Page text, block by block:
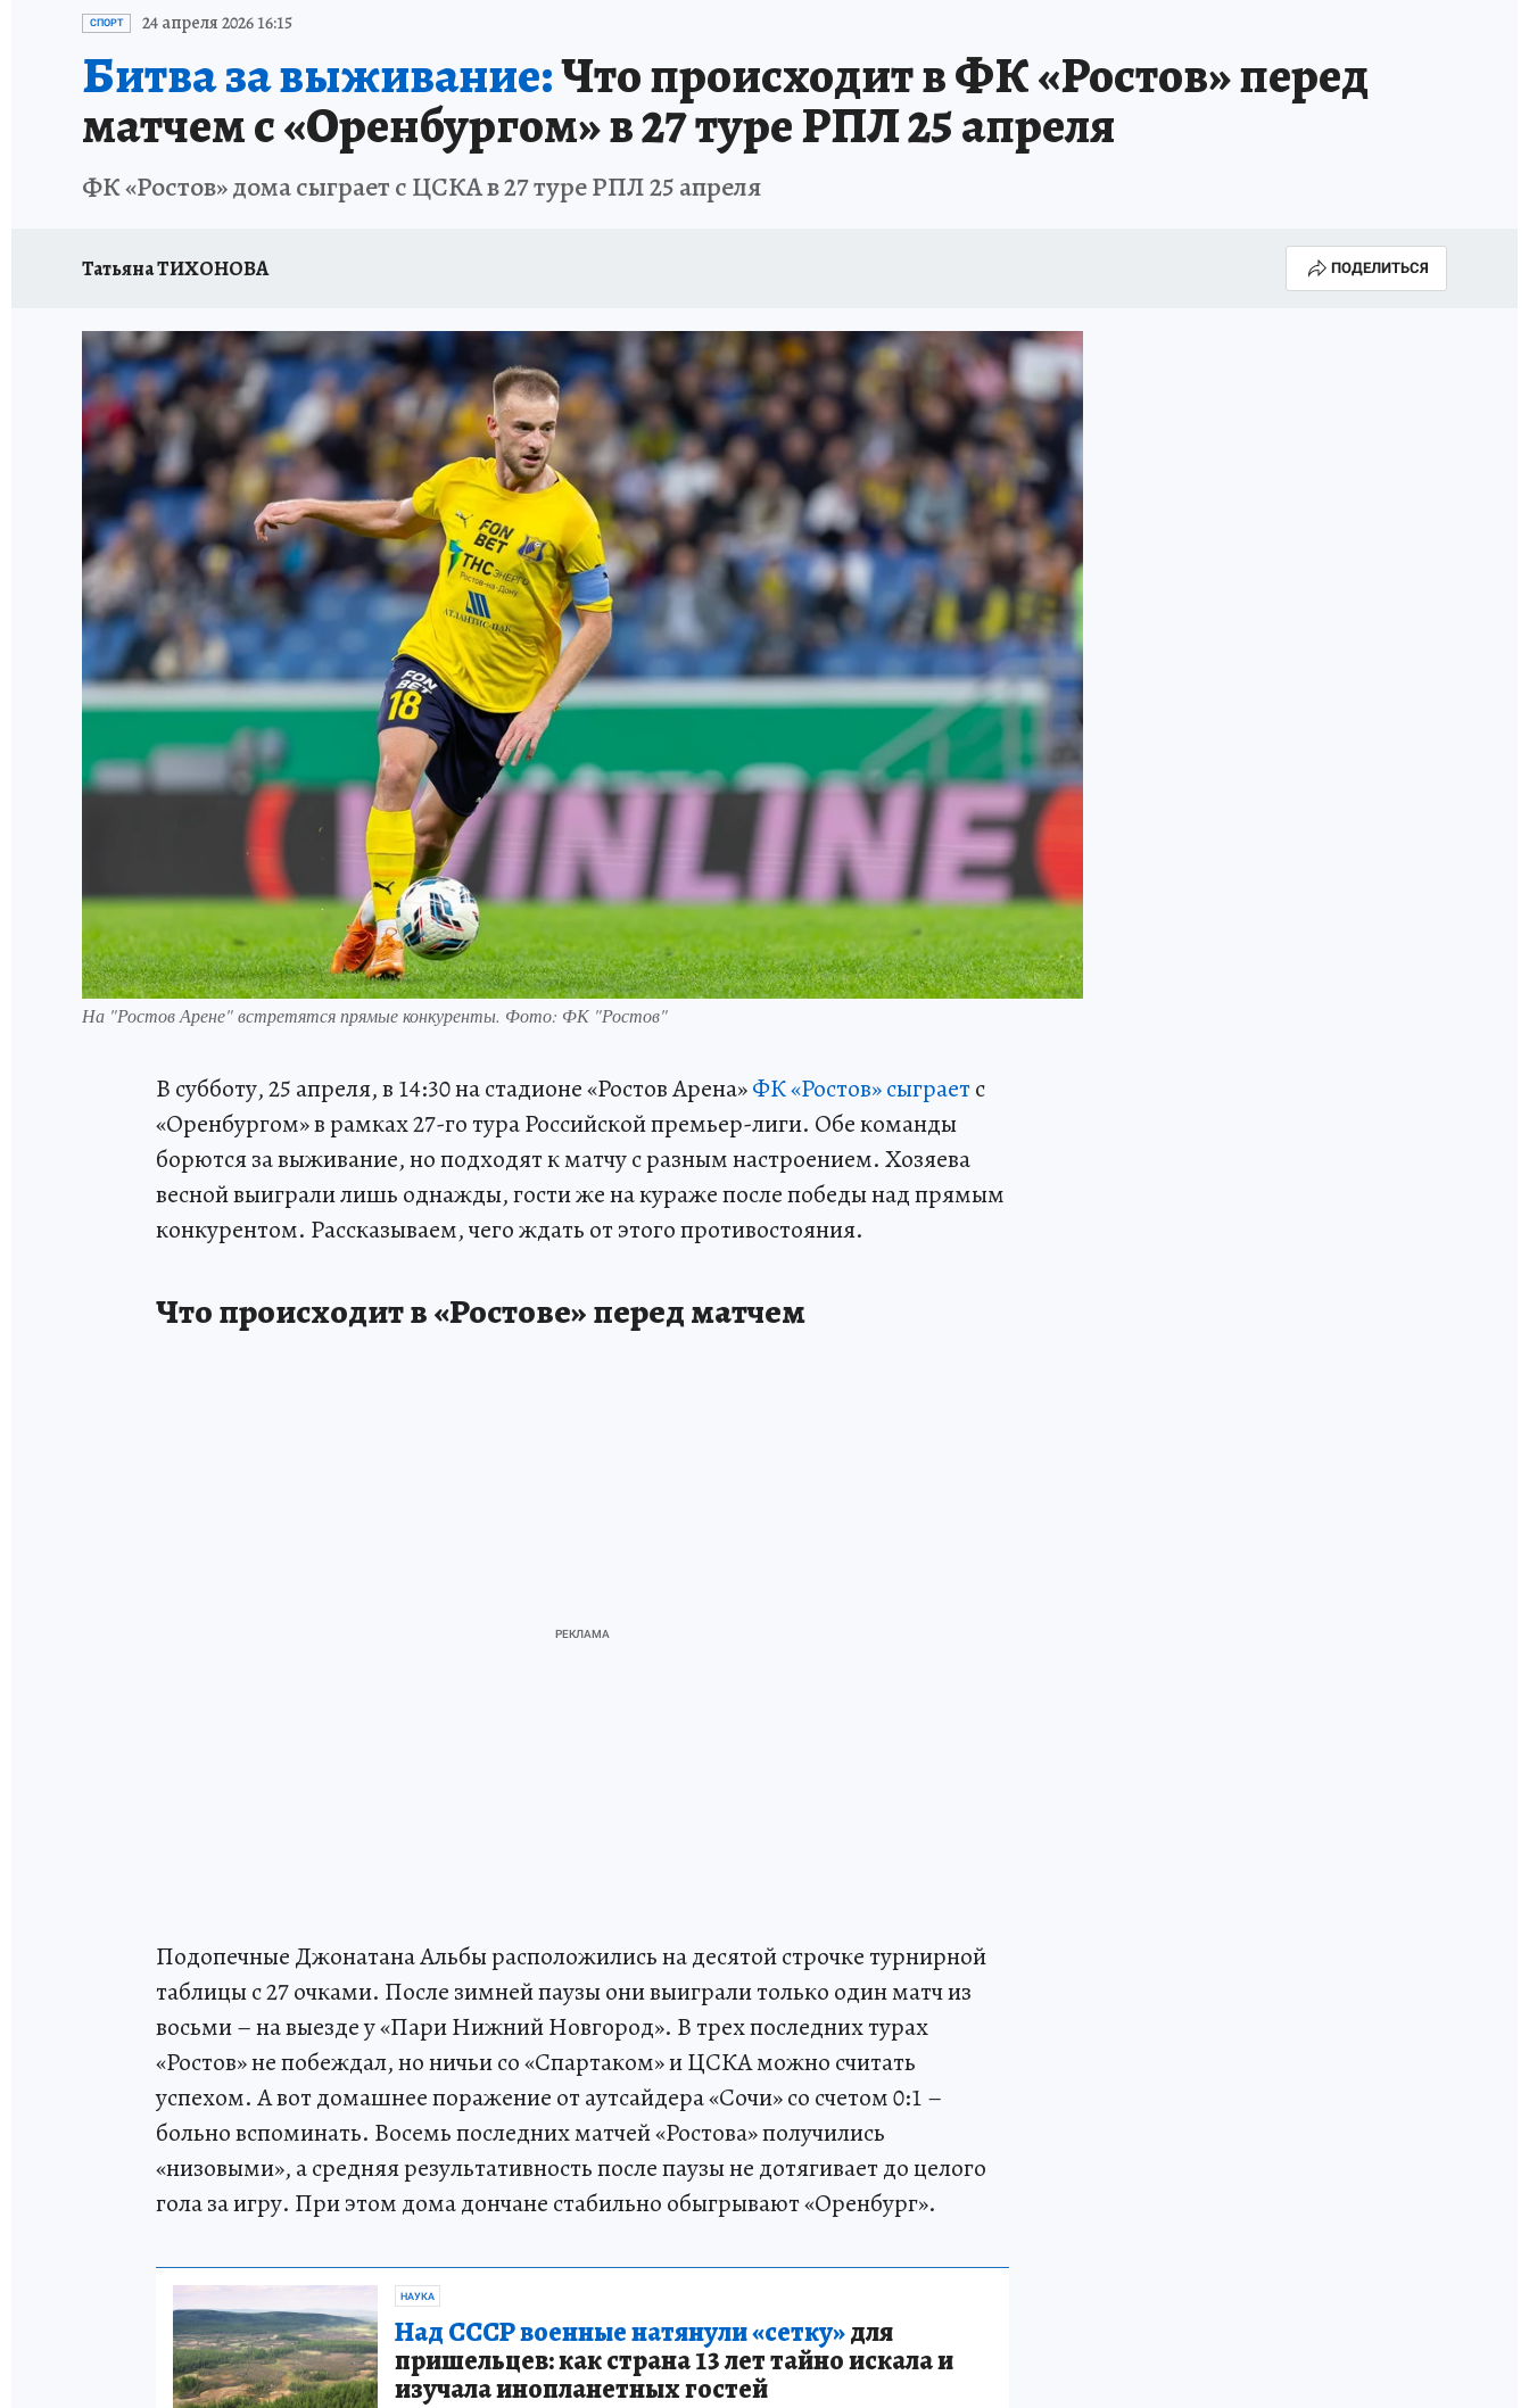
ЗАПОВЕДНАЯ РОССИЯ
СПОРТ 24 апреля 2026 16:15
Битва за выживание:Что происходит в ФК «Ростов» перед
матчем с «Оренбургом» в 27 туре РПЛ 25 апреля
ФК «Ростов» дома сыграет с ЦСКА в 27 туре РПЛ 25 апреля
Татьяна ТИХОНОВА ПОДЕЛИТЬСЯ
На "Ростов Арене" встретятся прямые конкуренты. Фото: ФК "Ростов"
В субботу, 25 апреля, в 14:30 на стадионе «Ростов Арена»ФК «Ростов» сыграетс
«Оренбургом» в рамках 27-го тура Российской премьер-лиги. Обе команды
борются за выживание, но подходят к матчу с разным настроением. Хозяева
весной выиграли лишь однажды, гости же на кураже после победы над прямым
конкурентом. Рассказываем, чего ждать от этого противостояния.
Что происходит в «Ростове» перед матчем
Подопечные Джонатана Альбы расположились на десятой строчке турнирной
таблицы с 27 очками. После зимней паузы они выиграли только один матч из
восьми – на выезде у «Пари Нижний Новгород». В трех последних турах
«Ростов» не побеждал, но ничьи со «Спартаком» и ЦСКА можно считать
успехом. А вот домашнее поражение от аутсайдера «Сочи» со счетом 0:1 –
больно вспоминать. Восемь последних матчей «Ростова» получились
«низовыми», а средняя результативность после паузы не дотягивает до целого
гола за игру. При этом дома дончане стабильно обыгрывают «Оренбург».
НАУКА
Над СССР военные натянули «сетку»для
пришельцев: как страна 13 лет тайно искала и
изучала инопланетных гостей